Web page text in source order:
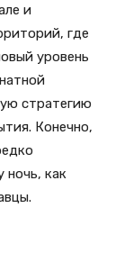
и
где
уровень
стратегию
Конечно,
ночь, как